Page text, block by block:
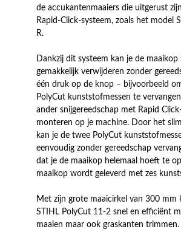
de accukantenmaaiers die uitgerust
Rapid-Click-systeem, zoals het model
R.
Dankzij dit systeem kan je de maaikop
gemakkelijk verwijderen zonder
één druk op de knop – bijvoorbeeld
PolyCut kunststofmessen te
ander snijgereedschap met Rapid
monteren op je machine. Door het
kan je de twee PolyCut
eenvoudig zonder gereedschap
dat je de maaikop helemaal hoeft te
maaikop wordt geleverd met zes
Met zijn grote maaicirkel van 300 mm
STIHL PolyCut 11-2 snel en efficiënt
maaien maar ook graskanten trimmen.